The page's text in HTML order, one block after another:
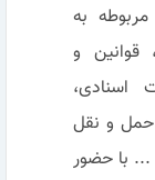
به
قوانین و
اسنادی،
حمل و نقل
... با حضور